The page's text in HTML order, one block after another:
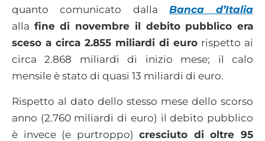
quanto comunicato dalla Banca d’Italia
alla fine di novembre il debito pubblico era
sceso a circa 2.855 miliardi di euro rispetto ai
circa 2.868 miliardi di inizio mese; il calo
mensile è stato di quasi 13 miliardi di euro.
Rispetto al dato dello stesso mese dello scorso
anno (2.760 miliardi di euro) il debito pubblico
è invece (e purtroppo)cresciuto di oltre 95